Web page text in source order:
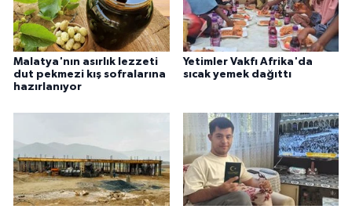
Malatya'nın asırlık lezzeti
dut pekmezi kış sofralarına
hazırlanıyor
Yetimler Vakfı Afrika'da
sıcak yemek dağıttı